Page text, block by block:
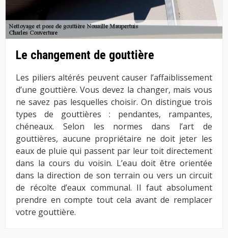
Le changement de gouttière
Les piliers altérés peuvent causer l’affaiblissement
d’une gouttière. Vous devez la changer, mais vous
ne savez pas lesquelles choisir. On distingue trois
types de gouttières : pendantes, rampantes,
chéneaux. Selon les normes dans l’art de
gouttières, aucune propriétaire ne doit jeter les
eaux de pluie qui passent par leur toit directement
dans la cours du voisin. L’eau doit être orientée
dans la direction de son terrain ou vers un circuit
de récolte d’eaux communal. Il faut absolument
prendre en compte tout cela avant de remplacer
votre gouttière.